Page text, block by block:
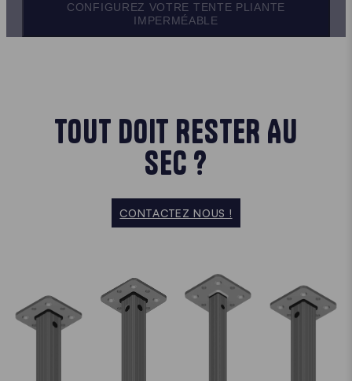
CONFIGUREZ VOTRE TENTE PLIANTE
IMPERMÉABLE
TOUT DOIT RESTER AU
SEC ?
CONTACTEZ NOUS !